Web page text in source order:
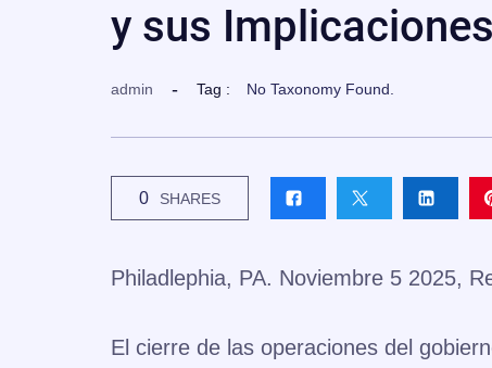
y sus Implicaciones
admin Tag : No Taxonomy Found.
0 SHARES
Philadlephia, PA. Noviembre 5 2025,
El cierre de las operaciones del